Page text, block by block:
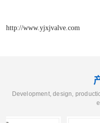
http://www.yjxjvalve.com
Development, design,